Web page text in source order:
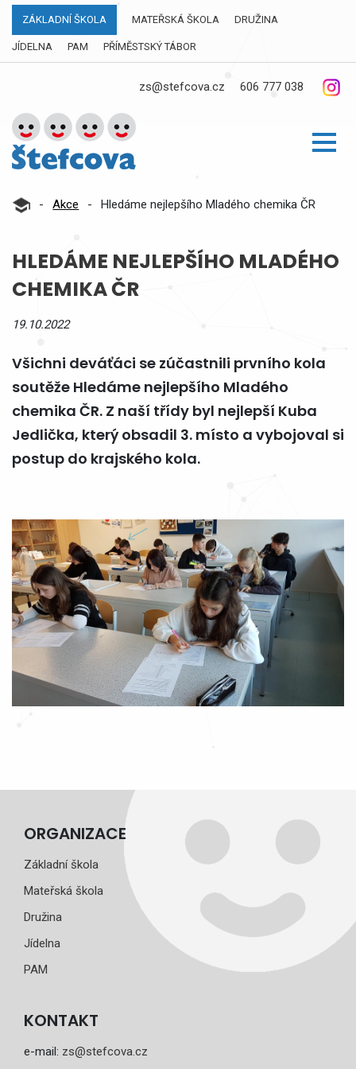
ZÁKLADNÍ ŠKOLA MATEŘSKÁ ŠKOLA DRUŽINA
JÍDELNA PAM PŘÍMĚSTSKÝ TÁBOR
zs@stefcova.cz 606 777 038
- Akce - Hledáme nejlepšího Mladého chemika ČR
HLEDÁME NEJLEPŠÍHO MLADÉHO
CHEMIKA ČR
19.10.2022
Všichni deváťáci se zúčastnili prvního kola
soutěže Hledáme nejlepšího Mladého
chemika ČR. Z naší třídy byl nejlepší Kuba
Jedlička, který obsadil 3. místo a vybojoval si
postup do krajského kola.
ORGANIZACE
Základní škola
Mateřská škola
Družina
Jídelna
PAM
KONTAKT
e-mail: zs@stefcova.cz